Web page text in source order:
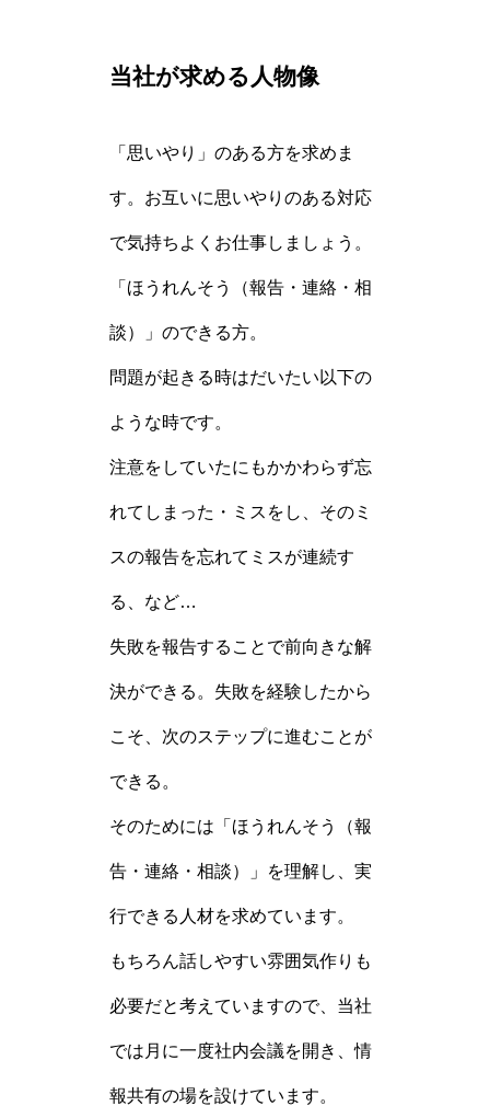
当社が求める人物像
「思いやり」のある方を求めま
す。お互いに思いやりのある対応
で気持ちよくお仕事しましょう。
「ほうれんそう（報告・連絡・相
談）」のできる方。
問題が起きる時はだいたい以下の
ような時です。
注意をしていたにもかかわらず忘
れてしまった・ミスをし、そのミ
スの報告を忘れてミスが連続す
る、など…
失敗を報告することで前向きな解
決ができる。失敗を経験したから
こそ、次のステップに進むことが
できる。
そのためには「ほうれんそう（報
告・連絡・相談）」を理解し、実
行できる人材を求めています。
もちろん話しやすい雰囲気作りも
必要だと考えていますので、当社
では月に一度社内会議を開き、情
報共有の場を設けています。